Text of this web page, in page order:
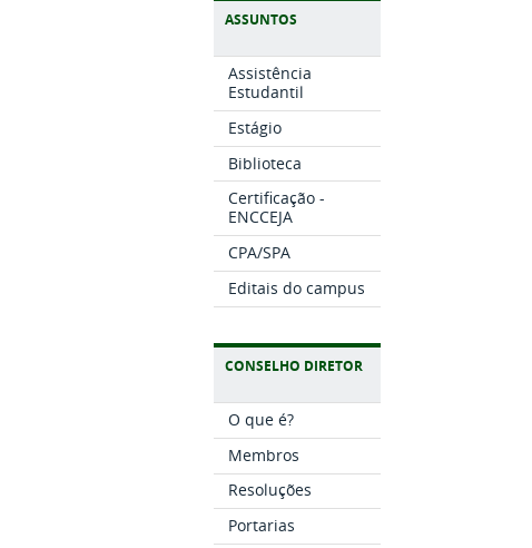
ASSUNTOS
Assistência
Estudantil
Estágio
Biblioteca
Certificação -
ENCCEJA
CPA/SPA
Editais do campus
CONSELHO DIRETOR
O que é?
Membros
Resoluções
Portarias